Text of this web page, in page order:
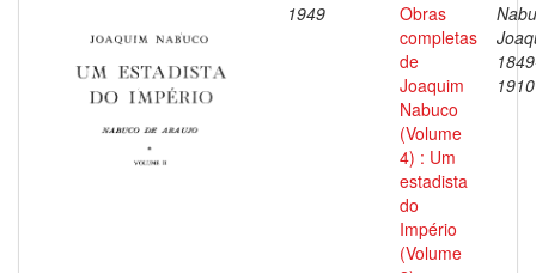
1949
Obras
completas
de
Joaquim
Nabuco
(Volume
4) : Um
estadista
do
Império
(Volume
1910